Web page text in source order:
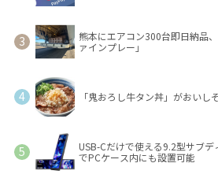
熊本にエアコン300台即日納品
ァインプレー」
「鬼おろし牛タン丼」がおい
USB-Cだけで使える9.2型サブ
でPCケース内にも設置可能